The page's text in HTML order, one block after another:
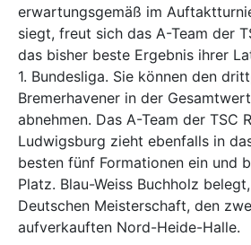
erwartungsgemäß im
siegt, freut sich das A-Team der
das bisher beste Ergebnis ihrer
1. Bundesliga. Sie können den
Bremerhavener in der
abnehmen. Das A-Team der TSC
Ludwigsburg zieht ebenfalls in
besten fünf Formationen ein und
Platz. Blau-Weiss Buchholz
Deutschen Meisterschaft, den
aufverkauften Nord-Heide-Halle.